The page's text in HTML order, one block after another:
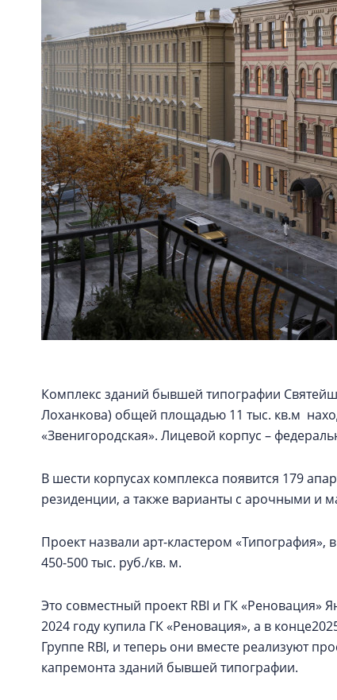
Комплекс зданий бывшей типографии
Лоханкова) общей площадью 11 тыс. кв.м
«Звенигородская». Лицевой корпус –
В шести корпусах комплекса появится 179
резиденции, а также варианты с арочными и
Проект назвали арт-кластером
450-500 тыс. руб./кв. м.
Это совместный проект RBI и ГК
2024 году купила ГК «Реновация», а в
Группе RBI, и теперь они вместе реализуют
капремонта зданий бывшей типографии.